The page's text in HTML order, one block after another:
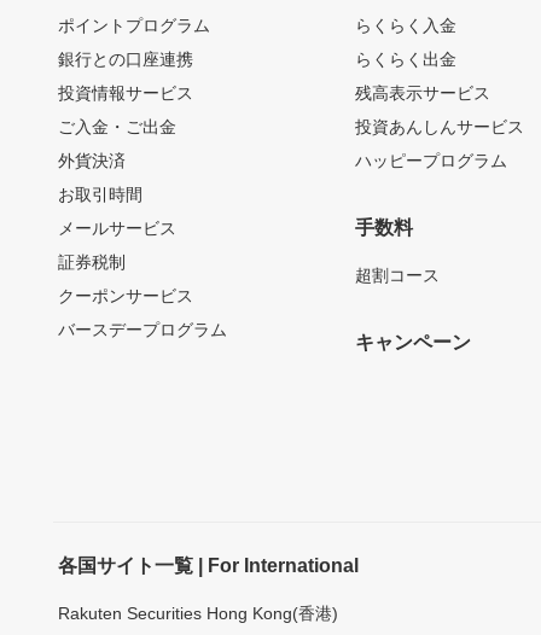
ポイントプログラム
銀行との口座連携
投資情報サービス
ご入金・ご出金
外貨決済
お取引時間
メールサービス
証券税制
クーポンサービス
バースデープログラム
らくらく入金
らくらく出金
残高表示サービス
投資あんしんサービス
ハッピープログラム
手数料
超割コース
キャンペーン
各国サイト一覧 | For International
Rakuten Securities Hong Kong(香港)